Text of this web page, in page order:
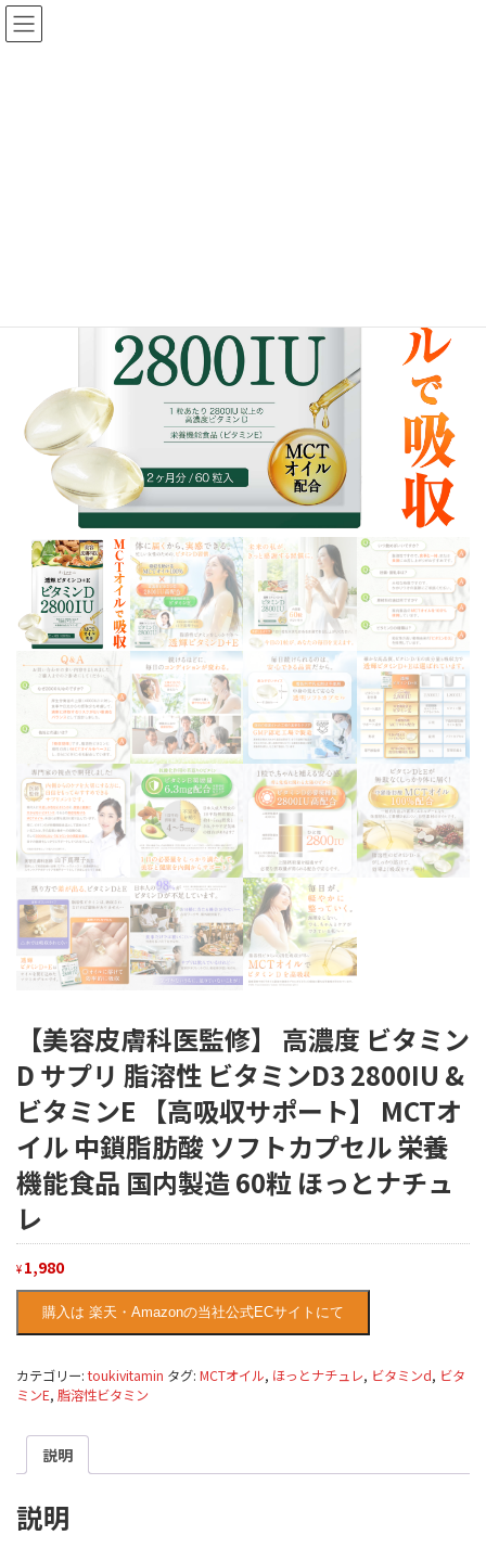
コ
ン
ナ
ビ
【美容皮膚科医監修】 高濃度 ビタミン
D サプリ 脂溶性 ビタミンD3 2800IU &
ビタミンE 【高吸収サポート】 MCTオ
イル 中鎖脂肪酸 ソフトカプセル 栄養
機能食品 国内製造 60粒 ほっとナチュ
レ
¥ 1,980
購入は 楽天・Amazonの当社公式ECサイトにて
カテゴリー:toukivitamin タグ: MCTオイル, ほっとナチュレ, ビタミンd, ビタ
ミンE, 脂溶性ビタミン
説明
説明